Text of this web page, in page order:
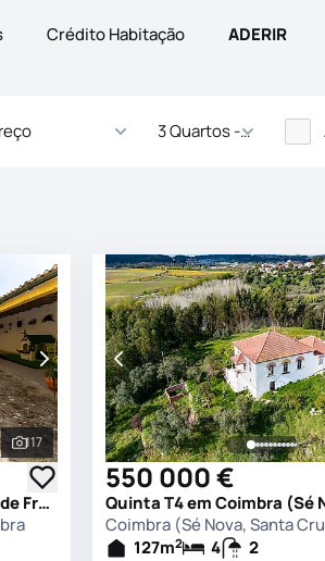
Crédito Habitação ADERIR
3 Quartos - ... Quartos
Ver todas as fotografias
117
Quinta T17 em Eiras e São Paulo de Frades, Coimbra
550 000 €
127m2 4
2